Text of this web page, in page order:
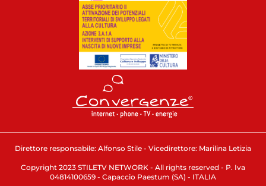
Direttore responsabile: Alfonso Stile - Vicedirettore: Marilina Letizia
Copyright 2023 STILETV NETWORK - All rights reserved - P. Iva
04814100659 - Capaccio Paestum (SA) - ITALIA